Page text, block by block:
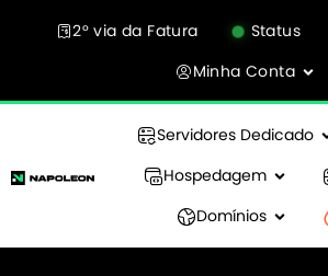
2° via da Fatura Status
Minha Conta
Servidores Dedicado
Hospedagem
Domínios